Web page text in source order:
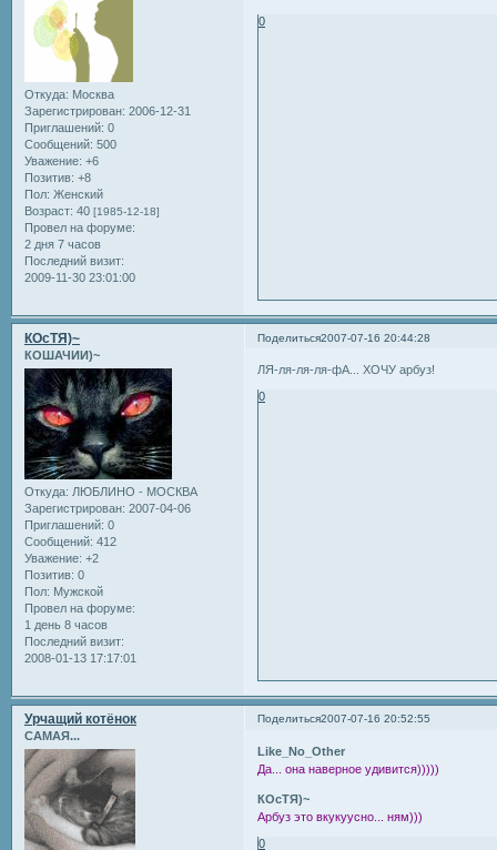
Откуда: Москва
Зарегистрирован: 2006-12-31
Приглашений: 0
Сообщений: 500
Уважение: +6
Позитив: +8
Пол: Женский
Возраст: 40 [1985-12-18]
Провел на форуме:
2 дня 7 часов
Последний визит:
2009-11-30 23:01:00
0
Поделиться2007-07-16 20:44:28
КОсТЯ)~
КОШАЧИИ)~
Откуда: ЛЮБЛИНО - МОСКВА
Зарегистрирован: 2007-04-06
Приглашений: 0
Сообщений: 412
Уважение: +2
Позитив: 0
Пол: Мужской
Провел на форуме:
1 день 8 часов
Последний визит:
2008-01-13 17:17:01
ЛЯ-ля-ля-ля-фА... ХОЧУ арбуз!
0
Поделиться2007-07-16 20:52:55
Урчащий котёнок
САМАЯ...
Like_No_Other
Да... она наверное удивится)))))
КОсТЯ)~
Арбуз это вкукуусно... ням)))
0